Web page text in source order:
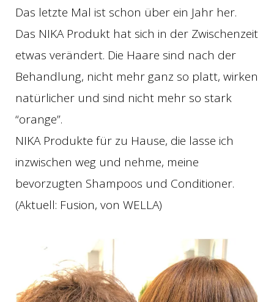
Das letzte Mal ist schon über ein Jahr her.
Das NIKA Produkt hat sich in der Zwischenzeit
etwas verändert. Die Haare sind nach der
Behandlung, nicht mehr ganz so platt, wirken
natürlicher und sind nicht mehr so stark
“orange”.
NIKA Produkte für zu Hause, die lasse ich
inzwischen weg und nehme, meine
bevorzugten Shampoos und Conditioner.
(Aktuell: Fusion, von WELLA)